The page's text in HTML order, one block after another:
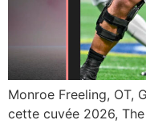
Monroe Freeling, OT,
cette cuvée 2026,